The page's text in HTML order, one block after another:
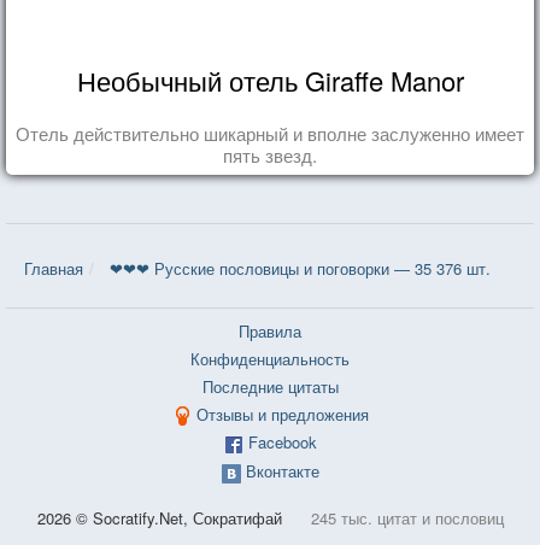
Необычный отель Giraffe Manor
Отель действительно шикарный и вполне заслуженно имеет
пять звезд.
Главная ❤❤❤ Русские пословицы и поговорки — 35 376 шт.
Правила
Конфиденциальность
Последние цитаты
Отзывы и предложения
Facebook
Вконтакте
2026 © Socratify.Net, Сократифай 245 тыс. цитат и пословиц